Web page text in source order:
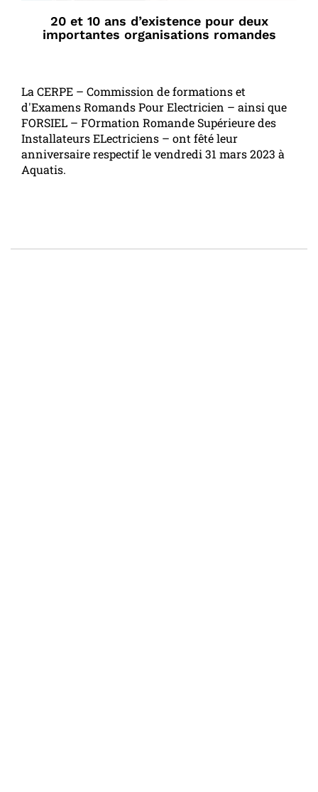
20 et 10 ans d’existence pour deux
importantes organisations romandes
La CERPE – Commission de formations et
d'Examens Romands Pour Electricien – ainsi que
FORSIEL – FOrmation Romande Supérieure des
Installateurs ELectriciens – ont fêté leur
anniversaire respectif le vendredi 31 mars 2023 à
Aquatis.